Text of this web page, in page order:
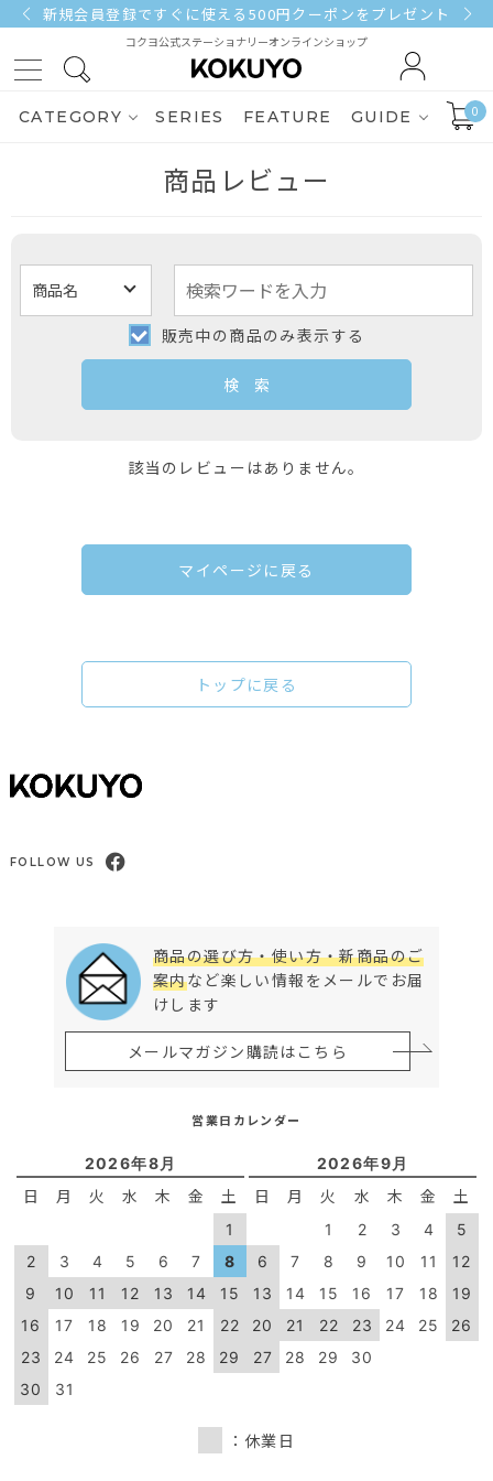
新規会員登録ですぐに使える500円クーポンをプレゼント
コクヨ公式ステーショナリーオンラインショップ
CATEGORY SERIES FEATURE GUIDE 0
商品レビュー
販売中の商品のみ表示する
該当のレビューはありません。
マイページに戻る
トップに戻る
FOLLOW US
商品の選び方・使い方・新商品のご
案内など楽しい情報をメールでお届
けします
メールマガジン購読はこちら
営業日カレンダー
2026年8月
日 月 火 水 木 金 土
1
2
3 4 5 6 7
8
9
10 11 12 13 14
15
16
17 18 19 20 21
22
23
24 25 26 27 28
29
30
31
2026年9月
日 月 火 水 木 金 土
1 2 3 4
5
6
7 8 9 10 11
12
13
14 15 16 17 18
19
20
21 22 23 24 25
26
27
28 29 30
：休業日